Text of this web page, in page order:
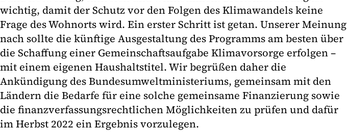
wichtig, damit der Schutz vor den Folgen des Klimawandels keine
Frage des Wohnorts wird. Ein erster Schritt ist getan. Unserer Meinung
nach sollte die künftige Ausgestaltung des Programms am besten über
die Schaffung einer Gemeinschaftsaufgabe Klimavorsorge erfolgen –
mit einem eigenen Haushaltstitel. Wir begrüßen daher die
Ankündigung des Bundesumweltministeriums, gemeinsam mit den
Ländern die Bedarfe für eine solche gemeinsame Finanzierung sowie
die finanzverfassungsrechtlichen Möglichkeiten zu prüfen und dafür
im Herbst 2022 ein Ergebnis vorzulegen.